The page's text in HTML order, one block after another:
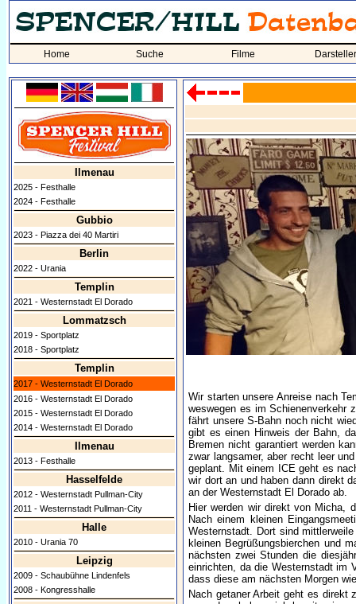
Home Suche Filme Darsteller
Ilmenau
2025 - Festhalle
2024 - Festhalle
Gubbio
2023 - Piazza dei 40 Martiri
Berlin
2022 - Urania
Templin
2021 - Westernstadt El Dorado
Lommatzsch
2019 - Sportplatz
2018 - Sportplatz
Templin
2017 - Westernstadt El Dorado
2016 - Westernstadt El Dorado
2015 - Westernstadt El Dorado
2014 - Westernstadt El Dorado
Ilmenau
2013 - Festhalle
Hasselfelde
2012 - Westernstadt Pullman-City
2011 - Westernstadt Pullman-City
Halle
2010 - Urania 70
Leipzig
2009 - Schaubühne Lindenfels
2008 - Kongresshalle
Wir starten unsere Anreise nach
weswegen es im Schienenverkehr
fährt unsere S-Bahn noch nicht
gibt es einen Hinweis der Bahn,
Bremen nicht garantiert werden
zwar langsamer, aber recht leer
geplant. Mit einem ICE geht es
wir dort an und haben dann direkt
an der Westernstadt El Dorado ab.
Hier werden wir direkt von Micha,
Nach einem kleinen
Westernstadt. Dort sind
kleinen Begrüßungsbierchen und
nächsten zwei Stunden die
einrichten, da die Westernstadt im
dass diese am nächsten Morgen
Nach getaner Arbeit geht es direkt